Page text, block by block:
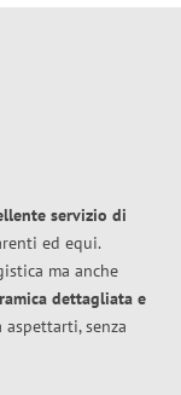
servizio di
ed equi.
ma anche
dettagliata e
aspettarti, senza